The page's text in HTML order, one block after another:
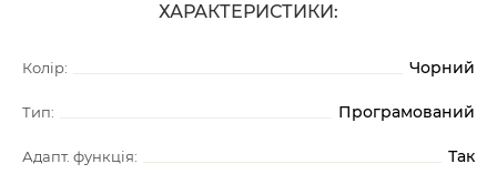
ХАРАКТЕРИСТИКИ:
Колір: Чорний
Тип: Програмований
Адапт. функція: Так